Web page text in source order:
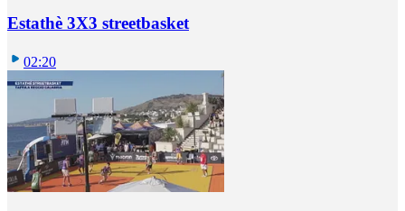
Estathè 3X3 streetbasket
02:20